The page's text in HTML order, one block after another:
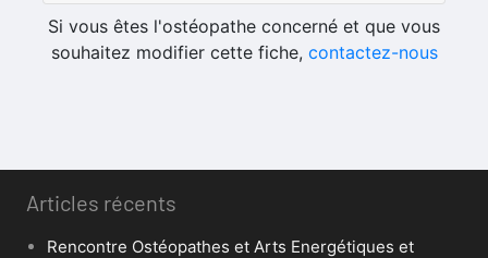
Si vous êtes l'ostéopathe concerné et que vous
souhaitez modifier cette fiche, contactez-nous
Articles récents
Rencontre Ostéopathes et Arts Energétiques et